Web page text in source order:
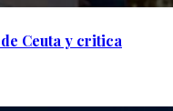
Ceuta y critica